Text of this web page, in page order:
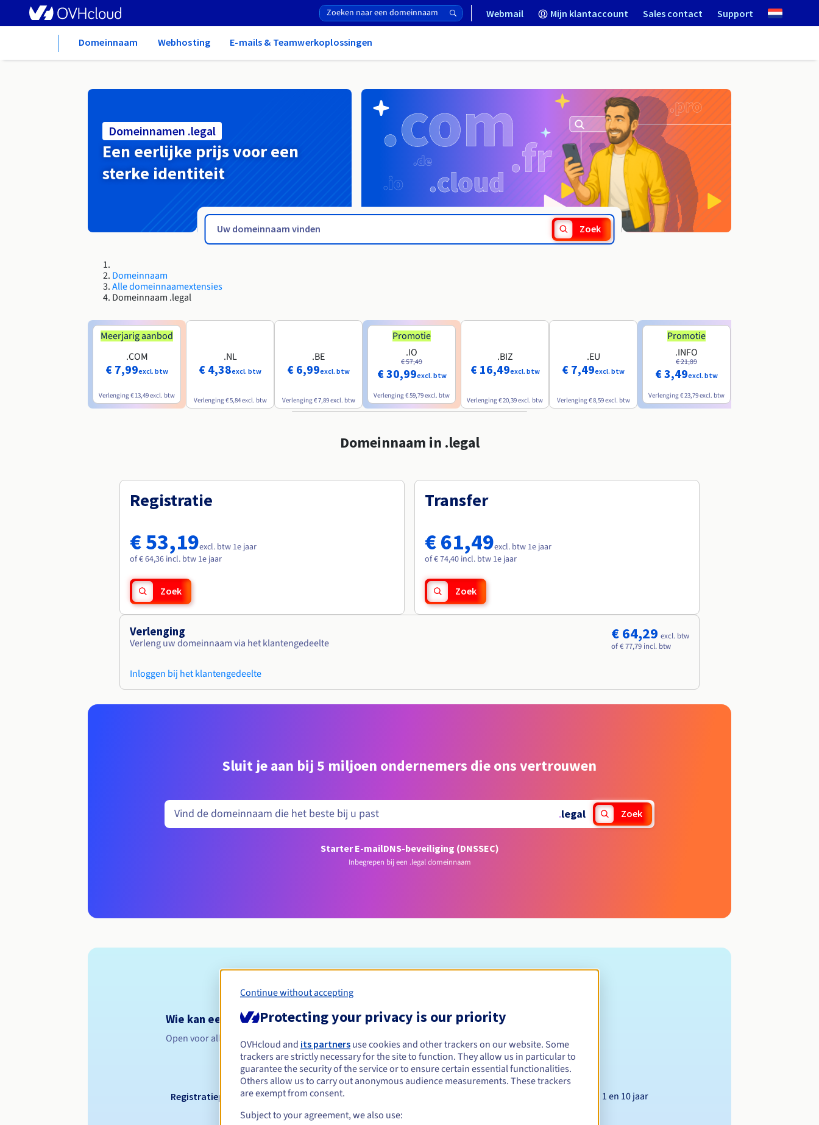
Webmail Mijn klantaccount Sales contact Support
Domeinnaam Webhosting E-mails & Teamwerkoplossingen
Domeinnamen .legal
Een eerlijke prijs voor een
sterke identiteit
Zoek
Domeinnaam
Alle domeinnaamextensies
Domeinnaam .legal
Meerjarig aanbod
.COM
€ 7,99excl. btw
Verlenging € 13,49excl. btw
.NL
€ 4,38excl. btw
Verlenging € 5,84excl. btw
.BE
€ 6,99excl. btw
Verlenging € 7,89excl. btw
Promotie
.IO
€ 57,49
€ 30,99excl. btw
Verlenging € 59,79excl. btw
.BIZ
€ 16,49excl. btw
Verlenging € 20,39excl. btw
.EU
€ 7,49excl. btw
Verlenging € 8,59excl. btw
Promotie
.INFO
€ 21,89
€ 3,49excl. btw
Verlenging € 23,79excl. btw
Domeinnaam in .legal
Registratie
€ 53,19excl. btw 1e jaar
of € 64,36 incl. btw 1e jaar
Zoek
Transfer
€ 61,49excl. btw 1e jaar
of € 74,40 incl. btw 1e jaar
Zoek
Verlenging
Verleng uw domeinnaam via het klantengedeelte
Inloggen bij het klantengedeelte
€ 64,29 excl. btw
of € 77,79 incl. btw
Sluit je aan bij 5 miljoen ondernemers die ons vertrouwen
.legal Zoek
Starter E-mailDNS-beveiliging (DNSSEC)
Inbegrepen bij een .legal domeinnaam
Toelatingsvoorwaarden
Wie kan een .legal registreren?
Open voor alle natuurlijke of rechtspersonen, zonder geografische beperking.
Beheerregels en meldingen
Registratieperiode Tussen 1 en 10 jaar
Continue without accepting
Protecting your privacy is our priority
OVHcloud and its partners use cookies and other trackers on our website. Some
trackers are strictly necessary for the site to function. They allow us in particular to
guarantee the security of the service or to ensure certain essential functionalities.
Others allow us to carry out anonymous audience measurements. These trackers
are exempt from consent.
Subject to your agreement, we also use: